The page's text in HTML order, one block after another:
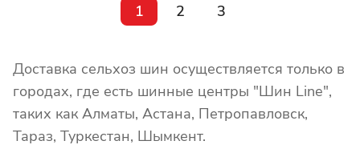
1 2 3
Доставка сельхоз шин осуществляется только в
городах, где есть шинные центры "Шин Line",
таких как Алматы, Астана, Петропавловск,
Тараз, Туркестан, Шымкент.